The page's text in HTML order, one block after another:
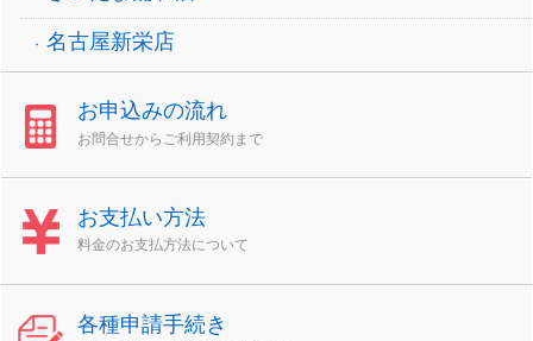
名古屋新栄店
お申込みの流れ
お問合せからご利用契約まで
お支払い方法
料金のお支払方法について
各種申請手続き